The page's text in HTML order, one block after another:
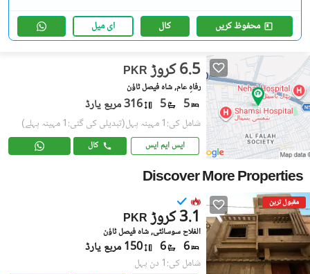
محفوظ کریں کال ای میل
PKR 6.5 کروڑ
رفاہِ عام, شاہ فیصل ٹاؤن
5
5 316 مربع یارڈ
شامل کی:1 مہینہ پہل (تبدیلی کی گئی:1 مہینہ پہلے)
ایس ایم ایس کال
Discover More Properties
مقبول ترین
PKR 3.1 کروڑ
الفلاح سوسائٹی, شاہ فیصل ٹاؤن
6
6 150 مربع یارڈ
شامل کی:1 دن پہل